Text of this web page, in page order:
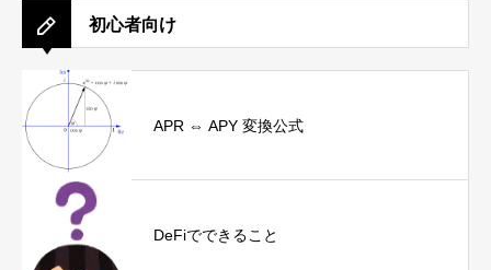
初心者向け
APR ⇔ APY 変換公式
DeFiでできること